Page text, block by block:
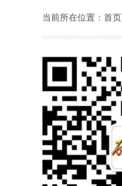
当前所在位置： 首页